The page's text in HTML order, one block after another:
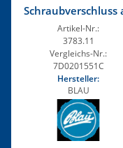
Schraubverschluss
05/1999
Artikel-Nr.:
3783.11
Vergleichs-Nr.:
7D0201551C
Hersteller:
BLAU